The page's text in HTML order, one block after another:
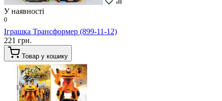
У наявності
0
Іграшка Трансформер (899-11-12)
221 грн.
Товар у кошику